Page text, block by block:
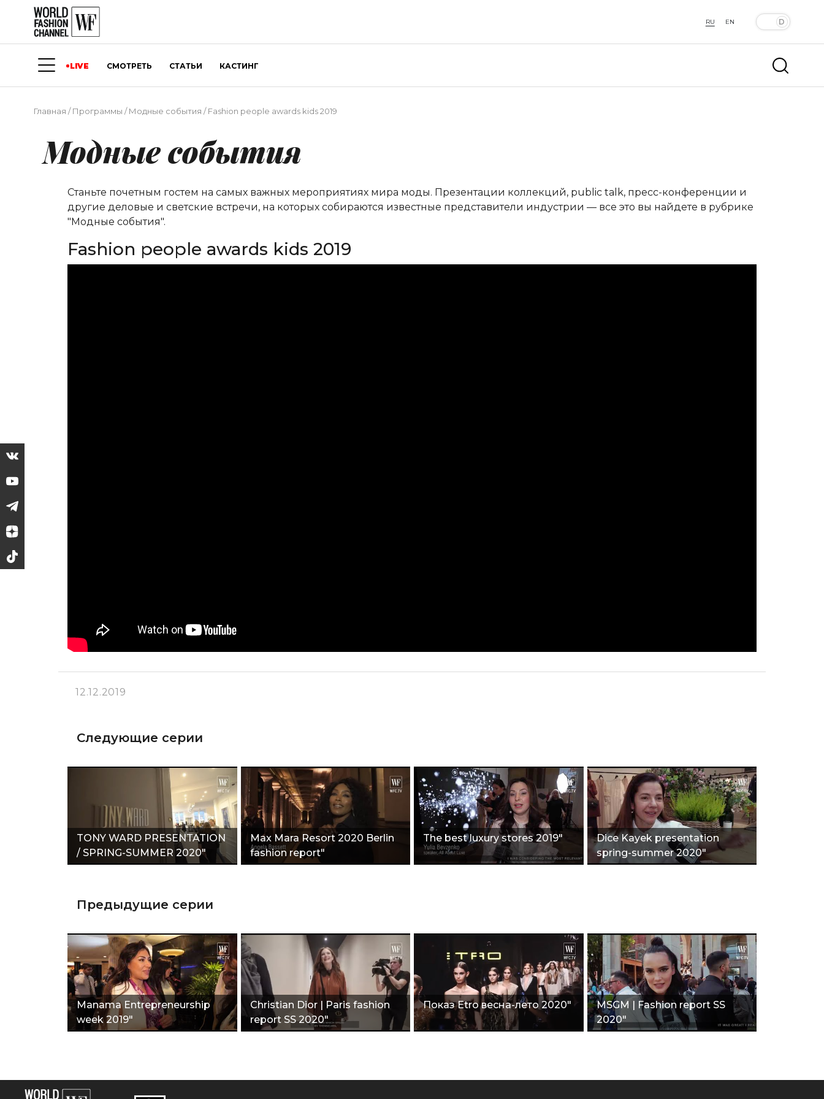
RU EN
LIVE СМОТРЕТЬ СТАТЬИ КАСТИНГ
Главная /Программы /Модные события /Fashion people awards kids 2019
Модные события
Станьте почетным гостем на самых важных мероприятиях мира моды. Презентации коллекций, public talk, пресс-конференции и
другие деловые и светские встречи, на которых собираются известные представители индустрии — все это вы найдете в рубрике
"Модные события".
Fashion people awards kids 2019
12.12.2019
Следующие серии
TONY WARD PRESENTATION
/ SPRING-SUMMER 2020"
Max Mara Resort 2020 Berlin
fashion report"
The best luxury stores 2019"
Dice Kayek presentation
spring-summer 2020"
Предыдущие серии
Manama Entrepreneurship
week 2019"
Сhristian Dior | Paris fashion
report SS 2020"
Показ Etro весна-лето 2020"
MSGM | Fashion report SS
2020"